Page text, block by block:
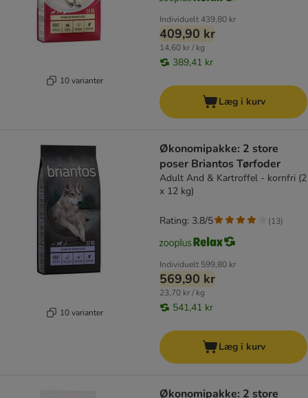
10 varianter
Individuelt439,80 kr
409,90 kr
14,60 kr / kg
389,41 kr
Læg i kurv
10 varianter
Økonomipakke: 2 store
poser Briantos Tørfoder
Adult And & Kartroffel - kornfri (2
x 12 kg)
Individuelt 599,80 kr
569,90 kr
23,70 kr / kg
541,41 kr
Rating: 3.8/5 (13)
Læg i kurv
Økonomipakke: 2 store